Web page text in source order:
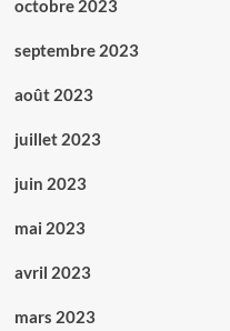
octobre 2023
septembre 2023
août 2023
juillet 2023
juin 2023
mai 2023
avril 2023
mars 2023